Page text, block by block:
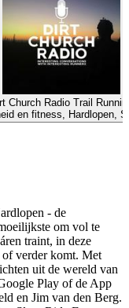
Church Radio Trail
en fitness, Hardlopen,
- de
om vol te
traint, in deze
of verder komt. Met
uit de wereld van
Play of de App
en Jim van den Berg.